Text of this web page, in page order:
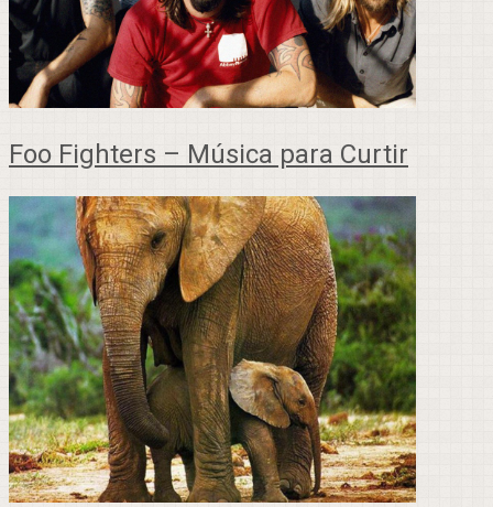
Foo Fighters – Música para Curtir